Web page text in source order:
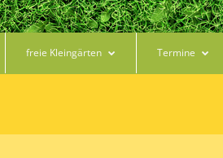
freie Kleingärten Termine